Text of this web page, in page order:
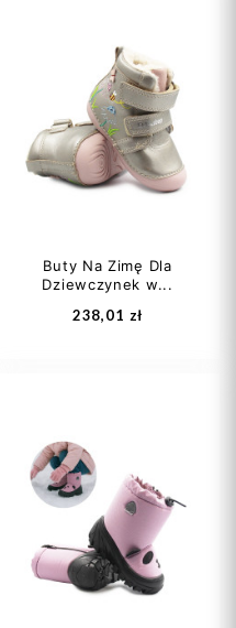
23
Dodaj do koszyka
Buty Na Zimę Dla
Dziewczynek w...
238,01 zł
22